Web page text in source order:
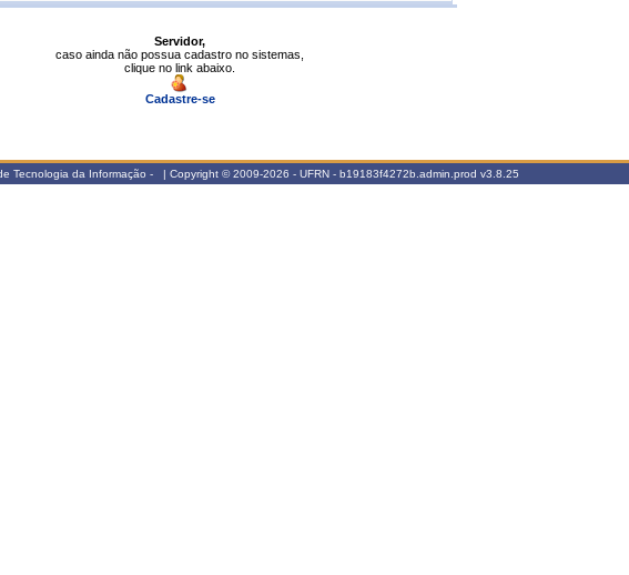
Servidor,
caso ainda não possua cadastro no sistemas,
clique no link abaixo.
Cadastre-se
Tecnologia da Informação - | Copyright © 2009-2026 - UFRN - b19183f4272b.admin.prod v3.8.25